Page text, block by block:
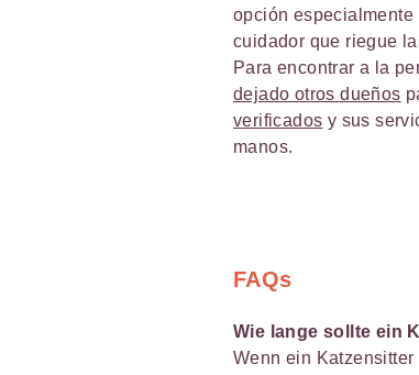
opción
cuidador que riegue
Para encontrar a la
dejado otros dueños
verificados y sus
manos.
FAQs
Wie lange sollte ein
Wenn ein